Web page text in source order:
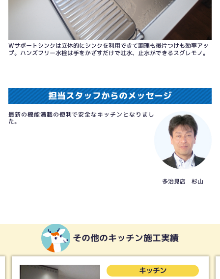
Wサポートシンクは立体的にシンクを利用できて調理も後片つけも効率アッ
プ。ハンズフリー水栓は手をかざすだけで吐水、止水ができるスグレモノ。
担当スタッフからのメッセージ
最新の機能満載の便利で安全なキッチンとなりまし
た。
多治見店 杉山
その他のキッチン施工実績
キッチン